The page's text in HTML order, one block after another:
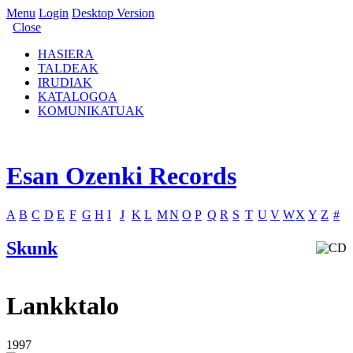
Menu Login Desktop Version
Close
HASIERA
TALDEAK
IRUDIAK
KATALOGOA
KOMUNIKATUAK
Esan Ozenki Records
A B C D E F G H I J K L MN O P Q R S T U V WX Y Z #
Skunk
Lankktalo
1997